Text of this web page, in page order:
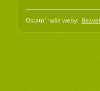
Ostatní naše weby: